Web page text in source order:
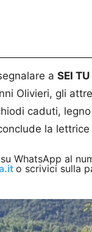
a SEI TU
Olivieri, gli
caduti,
la
WhatsApp al
o scrivici sulla